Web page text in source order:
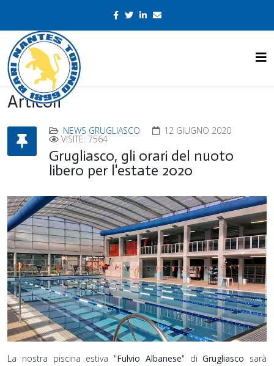
Articoli
NEWS GRUGLIASCO 12 GIUGNO 2020
VISITE: 7564
Grugliasco, gli orari del nuoto
libero per l'estate 2020
La nostra piscina estiva "Fulvio Albanese" diGrugliasco sarà